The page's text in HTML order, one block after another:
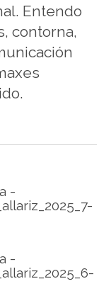
Entendo
contorna,